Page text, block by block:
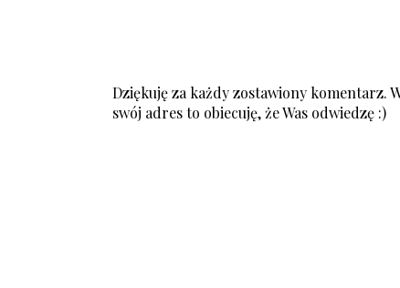
Dziękuję za każdy zostawiony komentarz.
swój adres to obiecuję, że Was odwiedzę :)